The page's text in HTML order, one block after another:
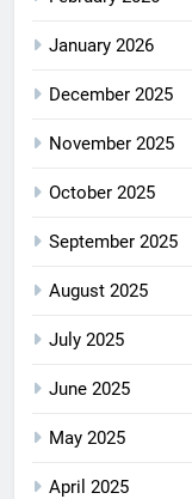
January 2026
December 2025
November 2025
October 2025
September 2025
August 2025
July 2025
June 2025
May 2025
April 2025